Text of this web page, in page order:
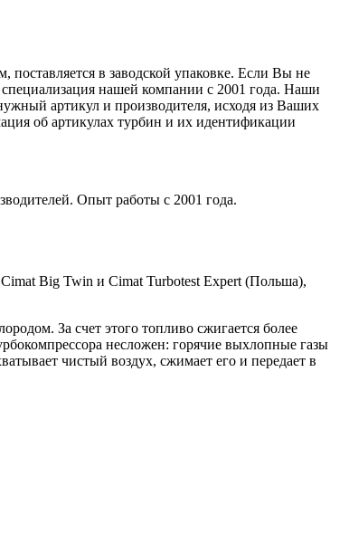
поставляется в заводской упаковке. Если Вы не
нашей компании с 2001 года. Наши
артикул и производителя, исходя из Ваших
об артикулах турбин и их идентификации
Опыт работы с 2001 года.
Big Twin и Cimat Turbotest Expert (Польша),
За счет этого топливо сжигается более
несложен: горячие выхлопные газы
чистый воздух, сжимает его и передает в